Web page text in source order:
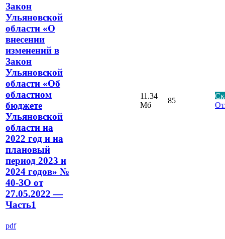
Закон
Ульяновской
области «О
внесении
изменений в
Закон
Ульяновской
области «Об
областном
бюджете
Ульяновской
области на
2022 год и на
плановый
период 2023 и
2024 годов» №
40-ЗО от
27.05.2022 —
Часть1
11.34
Мб
85
pdf